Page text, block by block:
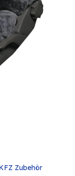
Zubehör